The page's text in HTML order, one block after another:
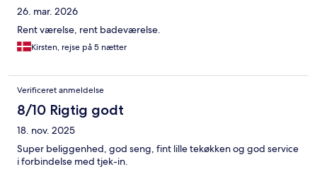
26. mar. 2026
Rent værelse, rent badeværelse.
Kirsten, rejse på 5 nætter
Verificeret anmeldelse
8/10 Rigtig godt
18. nov. 2025
Super beliggenhed, god seng, fint lille tekøkken og god service
i forbindelse med tjek-in.